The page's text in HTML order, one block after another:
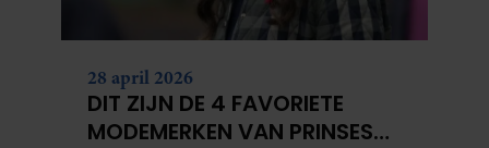
28 april 2026
DIT ZIJN DE 4 FAVORIETE
MODEMERKEN VAN PRINSES